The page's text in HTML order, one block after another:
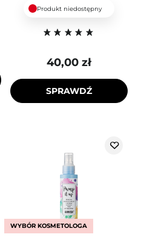
Produkt niedostępny
40,00 zł
SPRAWDŹ
WYBÓR KOSMETOLOGA